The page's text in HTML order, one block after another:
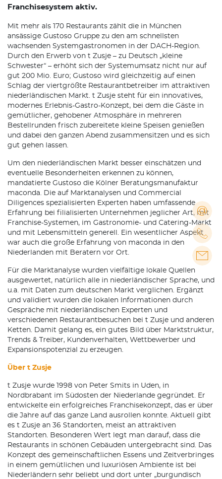
Franchisesystem aktiv.
Mit mehr als 170 Restaurants zählt die in München
ansässige Gustoso Gruppe zu den am schnellsten
wachsenden Systemgastronomen in der DACH-Region.
Durch den Erwerb von t Zusje – zu Deutsch „kleine
Schwester“ – erhöht sich der Systemumsatz nicht nur auf
gut 200 Mio. Euro; Gustoso wird gleichzeitig auf einen
Schlag der viertgrößte Restaurantbetreiber im attraktiven
niederländischen Markt. t Zusje steht für ein innovatives,
modernes Erlebnis-Gastro-Konzept, bei dem die Gäste in
gemütlicher, gehobener Atmosphäre in mehreren
Bestellrunden frisch zubereitete kleine Speisen genießen
und dabei den ganzen Abend zusammensitzen und es sich
gut gehen lassen.
Um den niederländischen Markt besser einschätzen und
eventuelle Besonderheiten erkennen zu können,
mandatierte Gustoso die Kölner Beratungsmanufaktur
maconda. Die auf Marktanalysen und Commercial
Diligences spezialisierten Experten haben umfassende
Erfahrung bei filialisierten Unternehmen jeglicher Art, mit
Franchise-Systemen, im Gastronomie- und Catering-Markt
und mit Lebensmitteln generell. Ein wesentlicher Aspekt
war auch die große Erfahrung von maconda in den
Niederlanden mit Beratern vor Ort.
Für die Marktanalyse wurden vielfältige lokale Quellen
ausgewertet, natürlich alle in niederländischer Sprache, und
u.a. mit Daten zum deutschen Markt verglichen. Ergänzt
und validiert wurden die lokalen Informationen durch
Gespräche mit niederländischen Experten und
verschiedenen Restaurantbesuchen bei t Zusje und anderen
Ketten. Damit gelang es, ein gutes Bild über Marktstruktur,
Trends & Treiber, Kundenverhalten, Wettbewerber und
Expansionspotenzial zu erzeugen.
Über t Zusje
t Zusje wurde 1998 von Peter Smits in Uden, in
Nordbrabant im Südosten der Niederlande gegründet. Er
entwickelte ein erfolgreiches Franchisekonzept, das er über
die Jahre auf das ganze Land ausrollen konnte. Aktuell gibt
es t Zusje an 36 Standorten, meist an attraktiven
Standorten. Besonderen Wert legt man darauf, dass die
Restaurants in schönen Gebäuden untergebracht sind. Das
Konzept des gemeinschaftlichen Essens und Zeitverbringes
in einem gemütlichen und luxuriösen Ambiente ist bei
Niederländern sehr beliebt und dort unter „burgundisch